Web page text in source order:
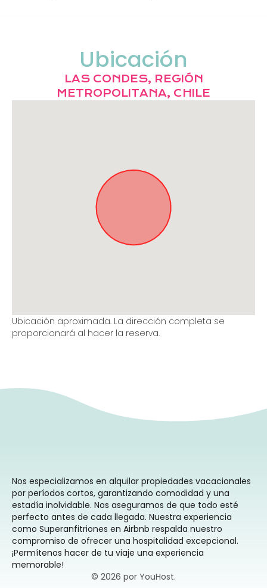
Ubicación
LAS CONDES, REGIÓN
METROPOLITANA, CHILE
Ubicación aproximada. La dirección completa se
proporcionará al hacer la reserva.
Nos especializamos en alquilar propiedades vacacionales
por períodos cortos, garantizando comodidad y una
estadía inolvidable. Nos aseguramos de que todo esté
perfecto antes de cada llegada. Nuestra experiencia
como Superanfitriones en Airbnb respalda nuestro
compromiso de ofrecer una hospitalidad excepcional.
¡Permítenos hacer de tu viaje una experiencia
memorable!
© 2026 por YouHost.